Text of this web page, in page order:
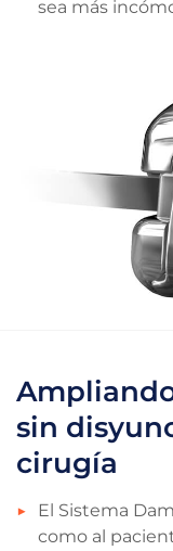
sea más
sin
cirugía
El Sistema
como al